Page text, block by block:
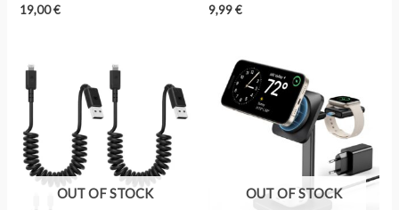
19,00€ 9,99€
OUT OF STOCK OUT OF STOCK